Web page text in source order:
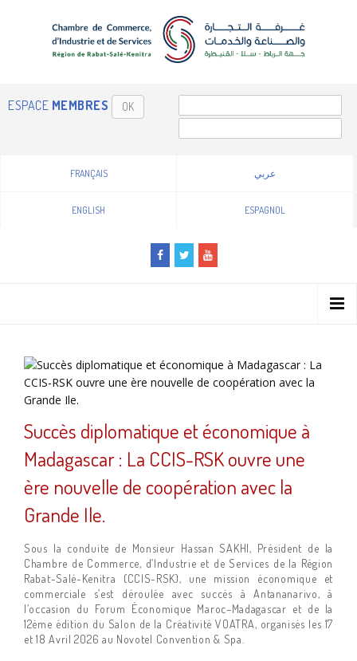
ESPACE MEMBRES OK
FRANÇAIS عربي
ENGLISH ESPAGNOL
Succès diplomatique et économique à
Madagascar : La CCIS-RSK ouvre une
ère nouvelle de coopération avec la
Grande Ile.
Sous la conduite de Monsieur Hassan SAKHI, Président de la
Chambre de Commerce, d’Industrie et de Services de la Région
Rabat-Salé-Kenitra (CCIS-RSK), une mission économique et
commerciale s’est déroulée avec succès à Antananarivo, à
l’occasion du Forum Économique Maroc–Madagascar et de la
12ème édition du Salon de la Créativité VOATRA, organisés les 17
et 18 Avril 2026 au Novotel Convention & Spa.